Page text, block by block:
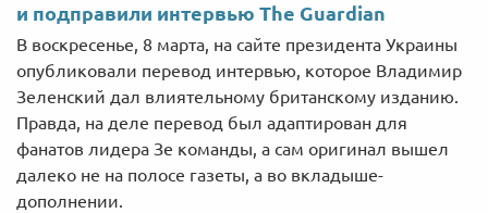
и подправили интервью The Guardian
В воскресенье, 8 марта, на сайте президента Украины
опубликовали перевод интервью, которое Владимир
Зеленский дал влиятельному британскому изданию.
Правда, на деле перевод был адаптирован для
фанатов лидера Зе команды, а сам оригинал вышел
далеко не на полосе газеты, а во вкладыше-
дополнении.